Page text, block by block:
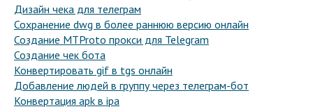
Дизайн чека для телеграм
Сохранение dwg в более раннюю версию онлайн
Создание MTProto прокси для Telegram
Создание чек бота
Конвертировать gif в tgs онлайн
Добавление людей в группу через телеграм-бот
Конвертация apk в ipa